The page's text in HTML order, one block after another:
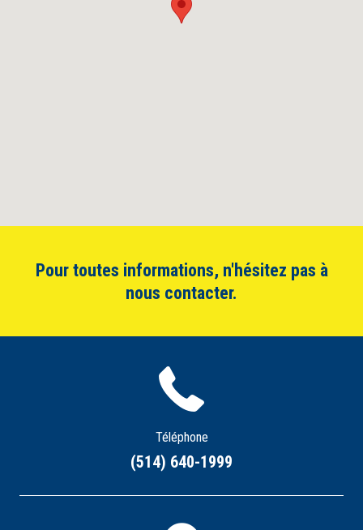
Pour toutes informations, n'hésitez pas à
nous contacter.
Téléphone
(514) 640-1999